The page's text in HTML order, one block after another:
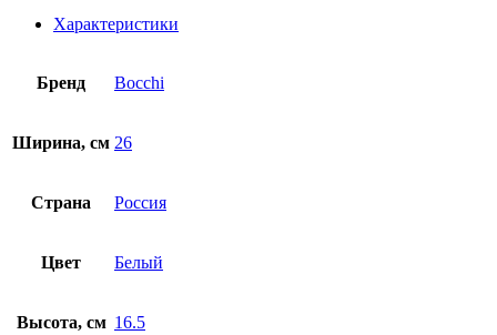
Характеристики
Бренд Bocchi
Ширина, см 26
Страна Россия
Цвет Белый
Высота, см 16.5